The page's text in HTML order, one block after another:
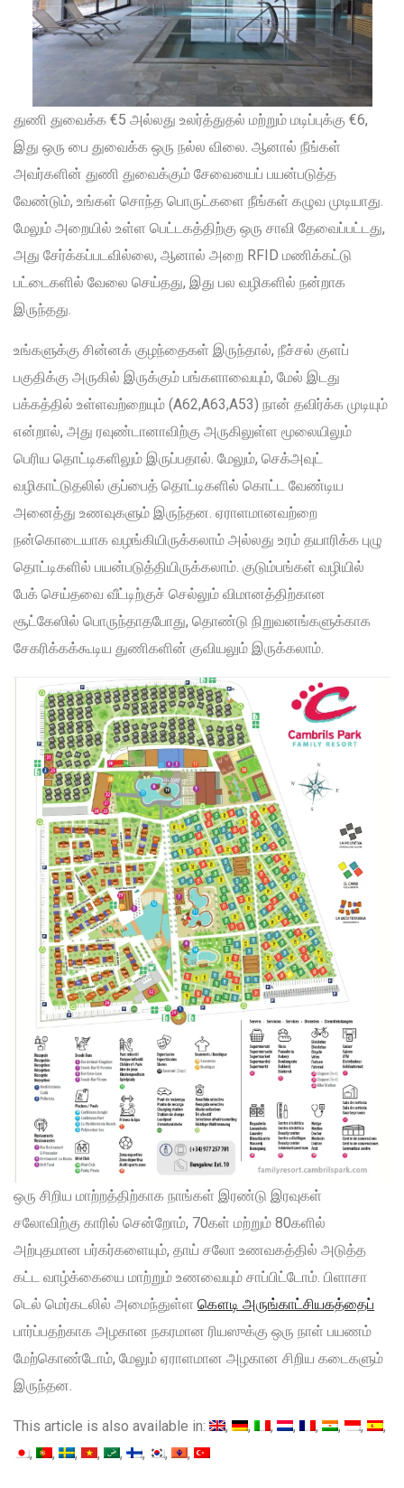
துணி துவைக்க €5 அல்லது உலர்த்துதல் மற்றும் மடிப்புக்கு €6,
இது ஒரு பை துவைக்க ஒரு நல்ல விலை. ஆனால் நீங்கள்
அவர்களின் துணி துவைக்கும் சேவையைப் பயன்படுத்த
வேண்டும், உங்கள் சொந்த பொருட்களை நீங்கள் கழுவ முடியாது.
மேலும் அறையில் உள்ள பெட்டகத்திற்கு ஒரு சாவி தேவைப்பட்டது,
அது சேர்க்கப்படவில்லை, ஆனால் அறை RFID மணிக்கட்டு
பட்டைகளில் வேலை செய்தது, இது பல வழிகளில் நன்றாக
இருந்தது.
உங்களுக்கு சின்னக் குழந்தைகள் இருந்தால், நீச்சல் குளப்
பகுதிக்கு அருகில் இருக்கும் பங்களாவையும், மேல் இடது
பக்கத்தில் உள்ளவற்றையும் (A62,A63,A53) நான் தவிர்க்க முடியும்
என்றால், அது ரவுண்டானாவிற்கு அருகிலுள்ள மூலையிலும்
பெரிய தொட்டிகளிலும் இருப்பதால். மேலும், செக்அவுட்
வழிகாட்டுதலில் குப்பைத் தொட்டிகளில் கொட்ட வேண்டிய
அனைத்து உணவுகளும் இருந்தன. ஏராளமானவற்றை
நன்கொடையாக வழங்கியிருக்கலாம் அல்லது உரம் தயாரிக்க புழு
தொட்டிகளில் பயன்படுத்தியிருக்கலாம். குடும்பங்கள் வழியில்
பேக் செய்தவை வீட்டிற்குச் செல்லும் விமானத்திற்கான
சூட்கேஸில் பொருந்தாதபோது, ​​தொண்டு நிறுவனங்களுக்காக
சேகரிக்கக்கூடிய துணிகளின் குவியலும் இருக்கலாம்.
ஒரு சிறிய மாற்றத்திற்காக நாங்கள் இரண்டு இரவுகள்
சலோவிற்கு காரில் சென்றோம், 70கள் மற்றும் 80களில்
அற்புதமான பர்கர்களையும், தாய் சலோ உணவகத்தில் அடுத்த
கட்ட வாழ்க்கையை மாற்றும் உணவையும் சாப்பிட்டோம். பிளாசா
டெல் மெர்கடலில் அமைந்துள்ள கௌடி அருங்காட்சியகத்தைப்
பார்ப்பதற்காக அழகான நகரமான ரியஸுக்கு ஒரு நாள் பயணம்
மேற்கொண்டோம், மேலும் ஏராளமான அழகான சிறிய கடைகளும்
இருந்தன.
This article is also available in: